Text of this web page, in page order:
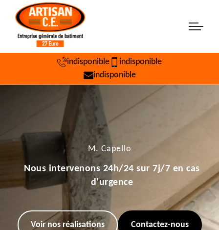
indisponible
indisponible
indisponible
M. Capello
Nous intervenons 24h/24 sur 7j/7 en cas
d'urgence
Voir nos réalisations Contactez-nous